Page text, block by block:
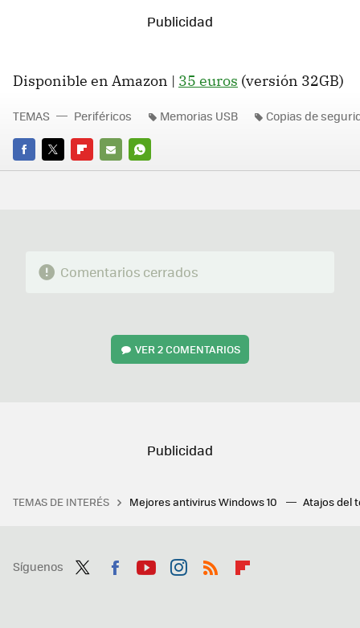
Disponible en Amazon | 35 euros (versión 32GB)
FACEBOOK
TWITTERFLIPBOARD
E-
WHATSAPP
TEMAS Periféricos Memorias USB Copias de
Comentarios cerrados
VER2 COMENTARIOS
TEMAS DE INTERÉS Mejores antivirus Windows 10 Atajos del
Síguenos